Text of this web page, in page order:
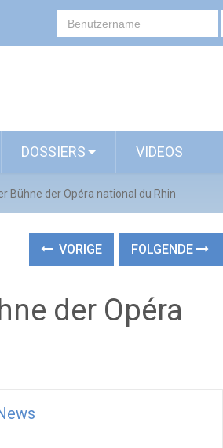
DOSSIERS VIDEOS
Bühne der Opéra national du Rhin
VORIGE FOLGENDE
der Opéra